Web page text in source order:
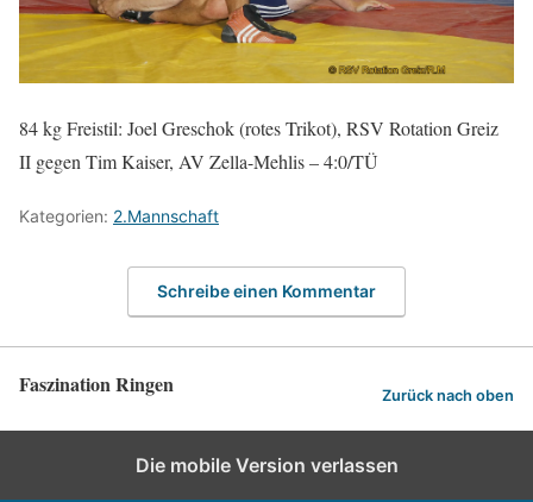
84 kg Freistil: Joel Greschok (rotes Trikot), RSV Rotation Greiz
II gegen Tim Kaiser, AV Zella-Mehlis – 4:0/TÜ
Kategorien: 2.Mannschaft
Schreibe einen Kommentar
Faszination Ringen Zurück nach oben
Die mobile Version verlassen